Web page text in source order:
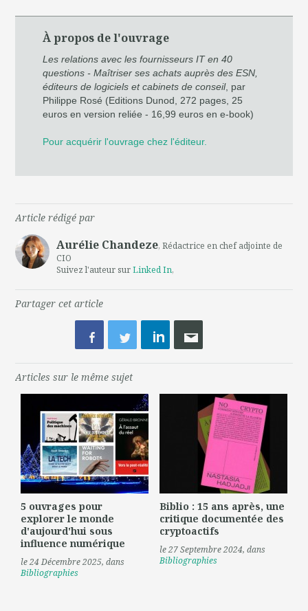
À propos de l'ouvrage
Les relations avec les fournisseurs IT en 40
questions - Maîtriser ses achats auprès des ESN,
éditeurs de logiciels et cabinets de conseil, par
Philippe Rosé (Editions Dunod, 272 pages, 25
euros en version reliée - 16,99 euros en e-book)
Pour acquérir l'ouvrage chez l'éditeur.
Article rédigé par
Aurélie Chandeze, Rédactrice en chef adjointe de
CIO
Suivez l'auteur surLinked In,
Partager cet article
Articles sur le même sujet
5 ouvrages pour
explorer le monde
d'aujourd'hui sous
influence numérique
le 24 Décembre 2025, dans
Bibliographies
Biblio : 15 ans après, une
critique documentée des
cryptoactifs
le 27 Septembre 2024, dans
Bibliographies